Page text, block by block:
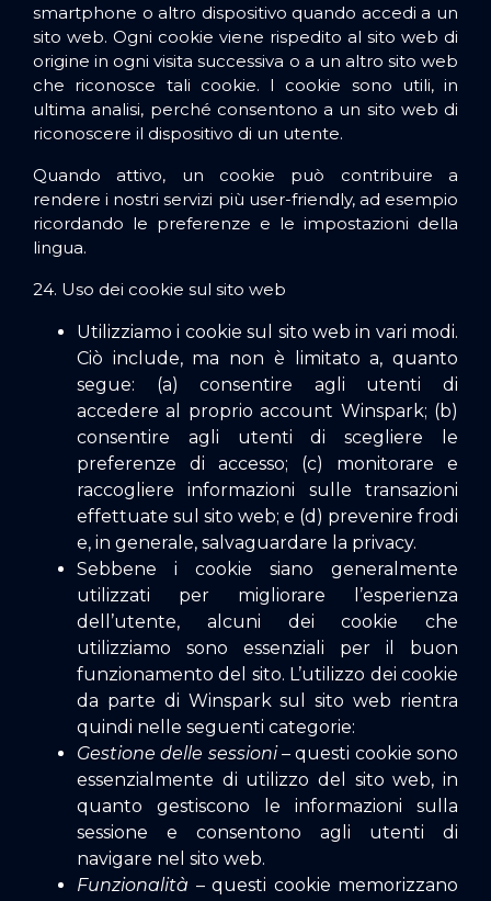
smartphone o altro dispositivo quando accedi a un
sito web. Ogni cookie viene rispedito al sito web di
origine in ogni visita successiva o a un altro sito web
che riconosce tali cookie. I cookie sono utili, in
ultima analisi, perché consentono a un sito web di
riconoscere il dispositivo di un utente.
Quando attivo, un cookie può contribuire a
rendere i nostri servizi più user-friendly, ad esempio
ricordando le preferenze e le impostazioni della
lingua.
24. Uso dei cookie sul sito web
Utilizziamo i cookie sul sito web in vari modi.
Ciò include, ma non è limitato a, quanto
segue: (a) consentire agli utenti di
accedere al proprio account Winspark; (b)
consentire agli utenti di scegliere le
preferenze di accesso; (c) monitorare e
raccogliere informazioni sulle transazioni
effettuate sul sito web; e (d) prevenire frodi
e, in generale, salvaguardare la privacy.
Sebbene i cookie siano generalmente
utilizzati per migliorare l’esperienza
dell’utente, alcuni dei cookie che
utilizziamo sono essenziali per il buon
funzionamento del sito. L’utilizzo dei cookie
da parte di Winspark sul sito web rientra
quindi nelle seguenti categorie:
Gestione delle sessioni– questi cookie sono
essenzialmente di utilizzo del sito web, in
quanto gestiscono le informazioni sulla
sessione e consentono agli utenti di
navigare nel sito web.
Funzionalità – questi cookie memorizzano